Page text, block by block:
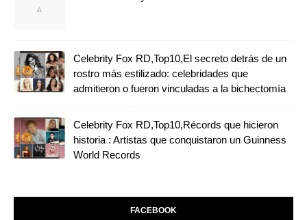
Celebrity Fox RD,Top10,El secreto detrás de un
rostro más estilizado: celebridades que
admitieron o fueron vinculadas a la bichectomía
Celebrity Fox RD,Top10,Récords que hicieron
historia : Artistas que conquistaron un Guinness
World Records
FACEBOOK